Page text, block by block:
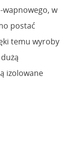
wapnowego, w
postać
temu wyroby
izolowane